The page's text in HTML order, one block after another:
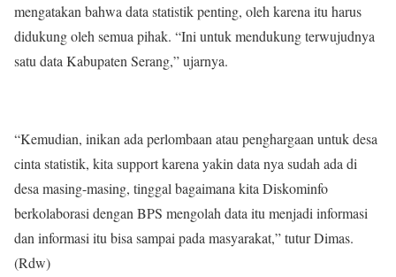
mengatakan bahwa data statistik penting, oleh karena itu harus
didukung oleh semua pihak. “Ini untuk mendukung terwujudnya
satu data Kabupaten Serang,” ujarnya.
“Kemudian, inikan ada perlombaan atau penghargaan untuk desa
cinta statistik, kita support karena yakin data nya sudah ada di
desa masing-masing, tinggal bagaimana kita Diskominfo
berkolaborasi dengan BPS mengolah data itu menjadi informasi
dan informasi itu bisa sampai pada masyarakat,” tutur Dimas.
(Rdw)